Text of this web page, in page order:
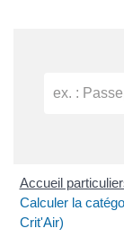
Accueil
Calculer la
Crit'Air)